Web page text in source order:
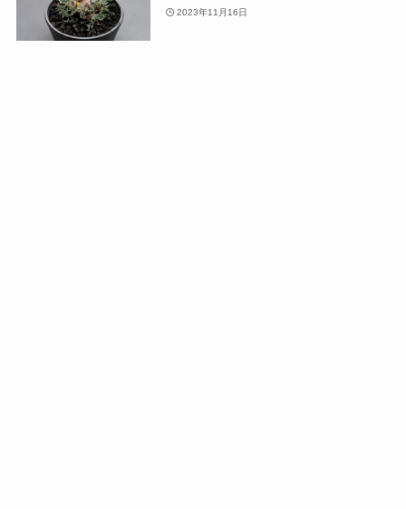
2023年11月16日